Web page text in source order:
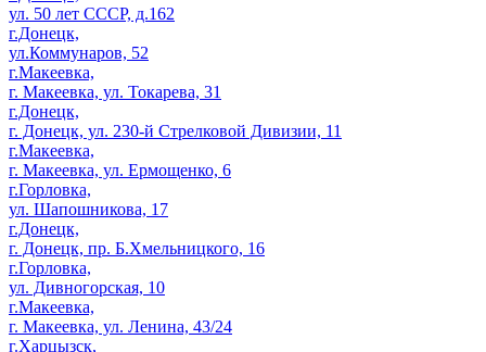
ул. 50 лет СССР, д.162
г.Донецк,
ул.Коммунаров, 52
г.Макеевка,
г. Макеевка, ул. Токарева, 31
г.Донецк,
г. Донецк, ул. 230-й Стрелковой Дивизии, 11
г.Макеевка,
г. Макеевка, ул. Ермощенко, 6
г.Горловка,
ул. Шапошникова, 17
г.Донецк,
г. Донецк, пр. Б.Хмельницкого, 16
г.Горловка,
ул. Дивногорская, 10
г.Макеевка,
г. Макеевка, ул. Ленина, 43/24
г.Харцызск,